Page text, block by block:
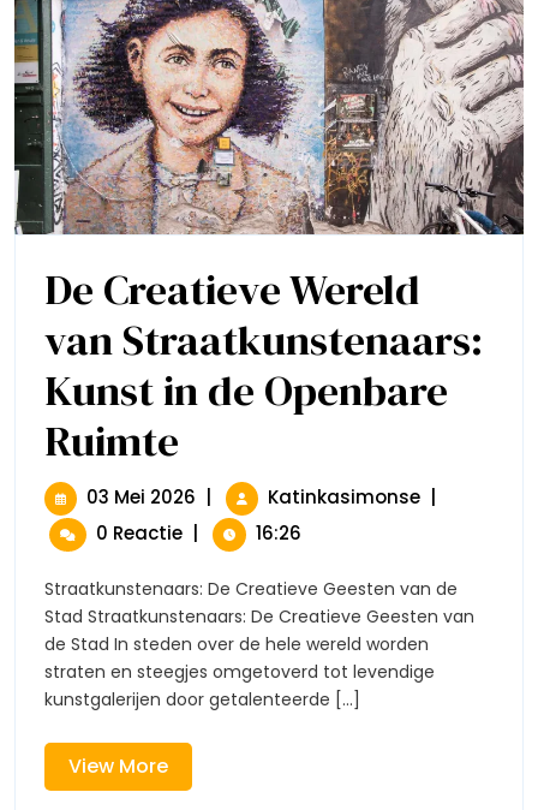
De Creatieve Wereld
van Straatkunstenaars:
Kunst in de Openbare
Ruimte
Van
Straatkunstenaars:
Kunst
De
Openbare
Ruimte
03 Mei 2026 03
Mei
2026
KatinkasimonseDe
Van
Kunst
In
De
0 Reactie
16:26
Straatkunstenaars: De Creatieve Geesten van de
Stad Straatkunstenaars: De Creatieve Geesten van
de Stad In steden over de hele wereld worden
straten en steegjes omgetoverd tot levendige
kunstgalerijen door getalenteerde [...]
View MoreView
More